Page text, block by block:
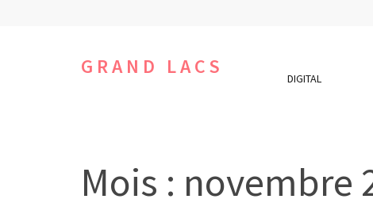
GRAND LACS DIGITAL
Mois : novembre